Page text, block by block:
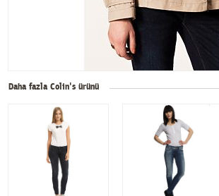
Daha fazla Colin's ürünü